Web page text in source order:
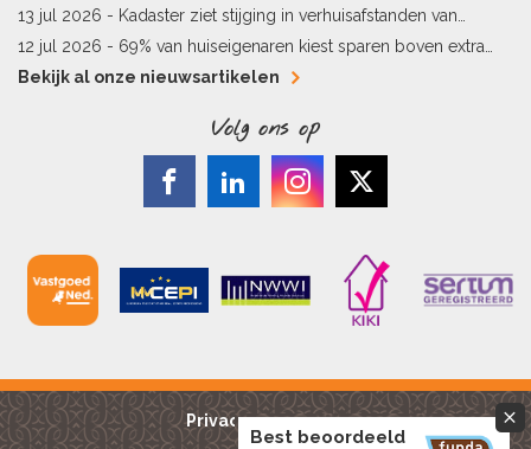
energielabel
13 jul 2026 - Kadaster ziet stijging in verhuisafstanden van
kopers
12 jul 2026 - 69% van huiseigenaren kiest sparen boven extra
hypotheekaflossing
Bekijk al onze nieuwsartikelen
Volg ons op
Privacy reglement
Best beoordeeld